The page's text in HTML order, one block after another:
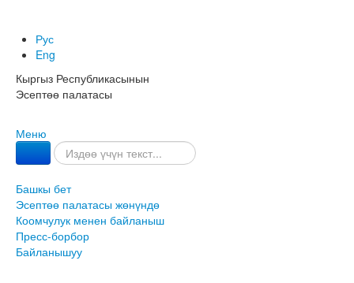
Рус
Eng
Кыргыз Республикасынын
Эсептөө палатасы
Меню
Башкы бет
Эсептөө палатасы жөнүндө
Коомчулук менен байланыш
Пресс-борбор
Байланышуу